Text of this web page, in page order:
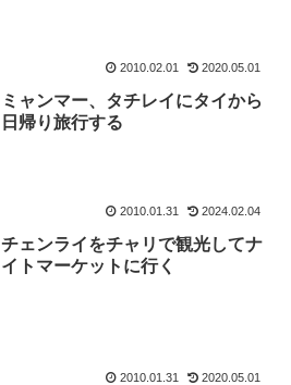
2010.02.01 2020.05.01
ミャンマー、タチレイにタイから
日帰り旅行する
2010.01.31 2024.02.04
チェンライをチャリで観光してナ
イトマーケットに行く
2010.01.31 2020.05.01